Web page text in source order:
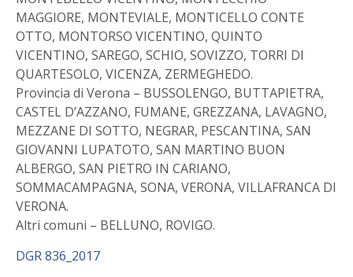
MAGGIORE, MONTEVIALE, MONTICELLO CONTE
OTTO, MONTORSO VICENTINO, QUINTO
VICENTINO, SAREGO, SCHIO, SOVIZZO, TORRI DI
QUARTESOLO, VICENZA, ZERMEGHEDO.
Provincia di Verona – BUSSOLENGO, BUTTAPIETRA,
CASTEL D’AZZANO, FUMANE, GREZZANA, LAVAGNO,
MEZZANE DI SOTTO, NEGRAR, PESCANTINA, SAN
GIOVANNI LUPATOTO, SAN MARTINO BUON
ALBERGO, SAN PIETRO IN CARIANO,
SOMMACAMPAGNA, SONA, VERONA, VILLAFRANCA DI
VERONA.
Altri comuni – BELLUNO, ROVIGO.
DGR 836_2017